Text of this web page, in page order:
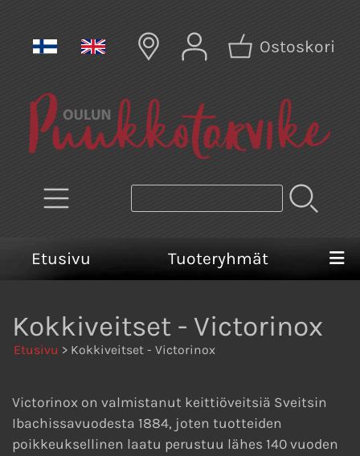
Ostoskori
Etusivu Tuoteryhmät
Kokkiveitset - Victorinox
Etusivu > Kokkiveitset - Victorinox
Victorinox on valmistanut keittiöveitsiä Sveitsin
Ibachissavuodesta 1884, joten tuotteiden
poikkeuksellinen laatu perustuu lähes 140 vuoden